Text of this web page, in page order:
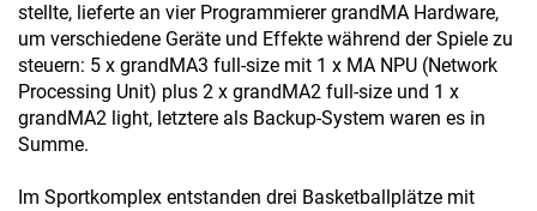
stellte, lieferte an vier Programmierer grandMA Hardware,
um verschiedene Geräte und Effekte während der Spiele zu
steuern: 5 x grandMA3 full-size mit 1 x MA NPU (Network
Processing Unit) plus 2 x grandMA2 full-size und 1 x
grandMA2 light, letztere als Backup-System waren es in
Summe.
Im Sportkomplex entstanden drei Basketballplätze mit